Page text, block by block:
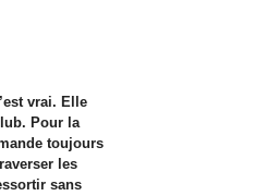
vrai. Elle
Pour la
toujours
les
sans